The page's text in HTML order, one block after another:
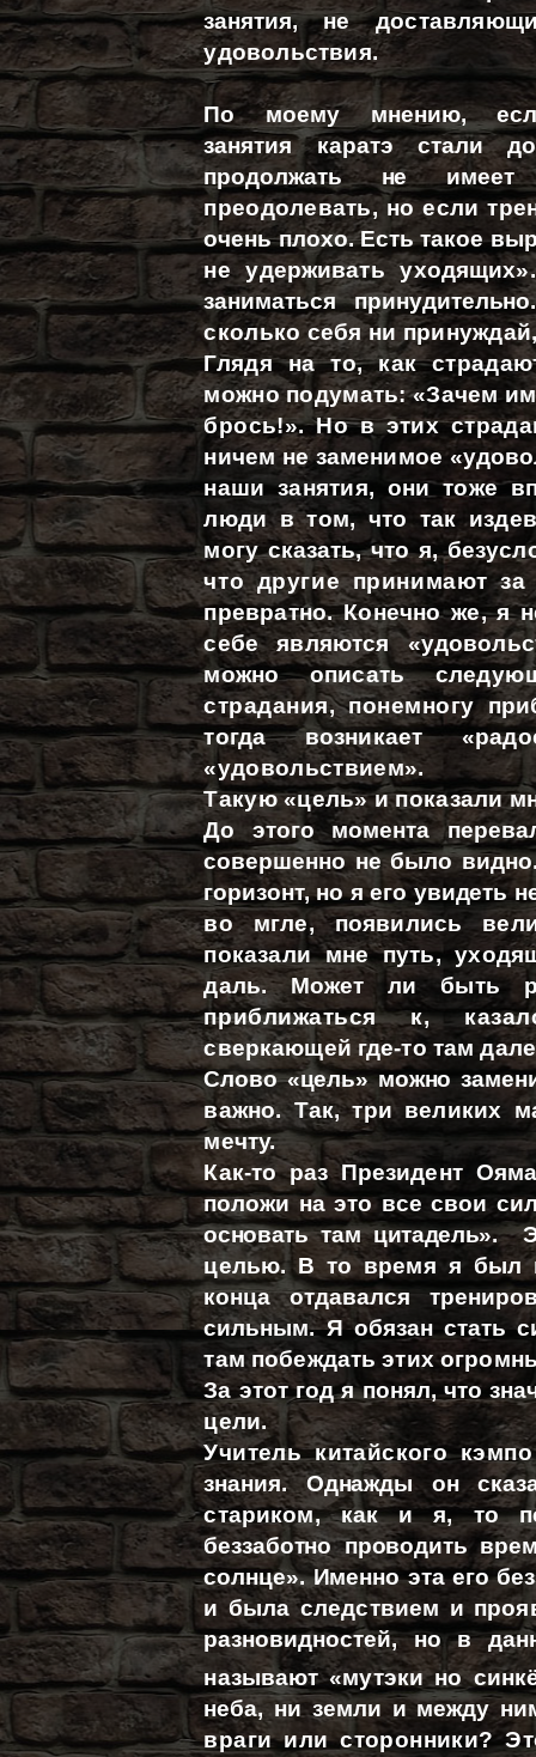
занятия,
не
удовольствия.
По моему мнению,
занятия каратэ стали
продолжать не
преодолевать, но если
очень плохо. Есть такое
не удерживать
заниматься
сколько себя ни
Глядя на то, как
можно подумать: «Зачем
брось!». Но в этих
ничем не заменимое
наши занятия, они тоже
люди в том, что так
могу сказать, что я,
что другие принимают за
превратно. Конечно же, я
себе являются
можно описать сле­
страдания, понемногу
тогда возникает «ра­
«удовольствием».
Такую «цель» и показали
До этого момента
совершенно не было
горизонт, но я его увидеть
во мгле, появились
показали мне путь,
даль. Может ли быть
приближаться к,
сверкающей где-то там
Слово «цель» можно
важно. Так, три великих
мечту.
Как-то раз Президент
положи на это все свои
основать там цитадель».
целью. В то время я был
конца отдавался
сильным. Я обязан стать
там побеждать этих
За этот год я понял, что
цели.
Учитель китайского
знания. Однажды он
стариком, как и я, то
беззаботно проводить
солнце». Именно эта его
и была следствием и
разновидностей, но в
называют «мутэки но
неба, ни земли и между
враги или сторонники?